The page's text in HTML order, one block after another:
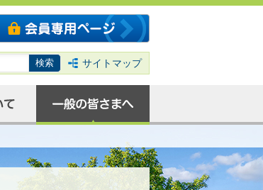
サイトマップ